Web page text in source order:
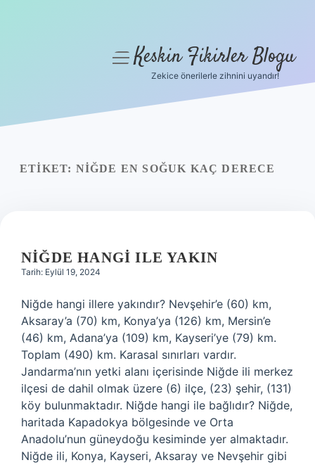
Yasal Uyarı
menüyüKeskin Fikirler Blogu
Zekice önerilerle zihnini uyandır!
ETIKET: NIĞDE EN SOĞUK KAÇ DERECE
NIĞDE HANGI ILE YAKIN
Tarih: Eylül 19, 2024
Niğde hangi illere yakındır? Nevşehir’e (60) km,
Aksaray’a (70) km, Konya’ya (126) km, Mersin’e
(46) km, Adana’ya (109) km, Kayseri’ye (79) km.
Toplam (490) km. Karasal sınırları vardır.
Jandarma’nın yetki alanı içerisinde Niğde ili merkez
ilçesi de dahil olmak üzere (6) ilçe, (23) şehir, (131)
köy bulunmaktadır. Niğde hangi ile bağlıdır? Niğde,
haritada Kapadokya bölgesinde ve Orta
Anadolu’nun güneydoğu kesiminde yer almaktadır.
Niğde ili, Konya, Kayseri, Aksaray ve Nevşehir gibi